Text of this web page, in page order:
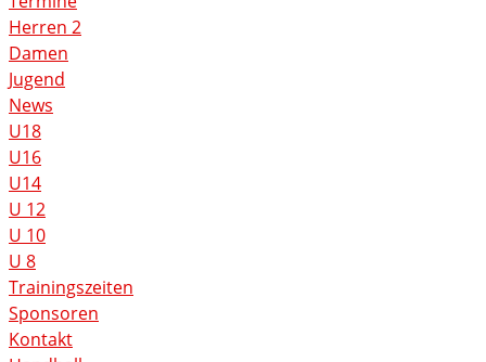
Herren 2
Damen
Jugend
News
U18
U16
U14
U 12
U 10
U 8
Trainingszeiten
Sponsoren
Kontakt